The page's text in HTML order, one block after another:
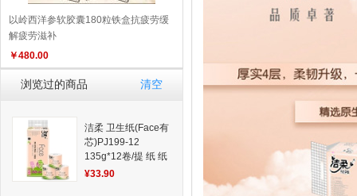
以岭西洋参软胶囊180粒铁盒抗疲劳缓
解疲劳滋补
￥480.00
浏览过的商品 清空
洁柔 卫生纸(Face有
芯)PJ199-12
135g*12卷/提 纸 纸
巾系列 健康生活家
¥33.90